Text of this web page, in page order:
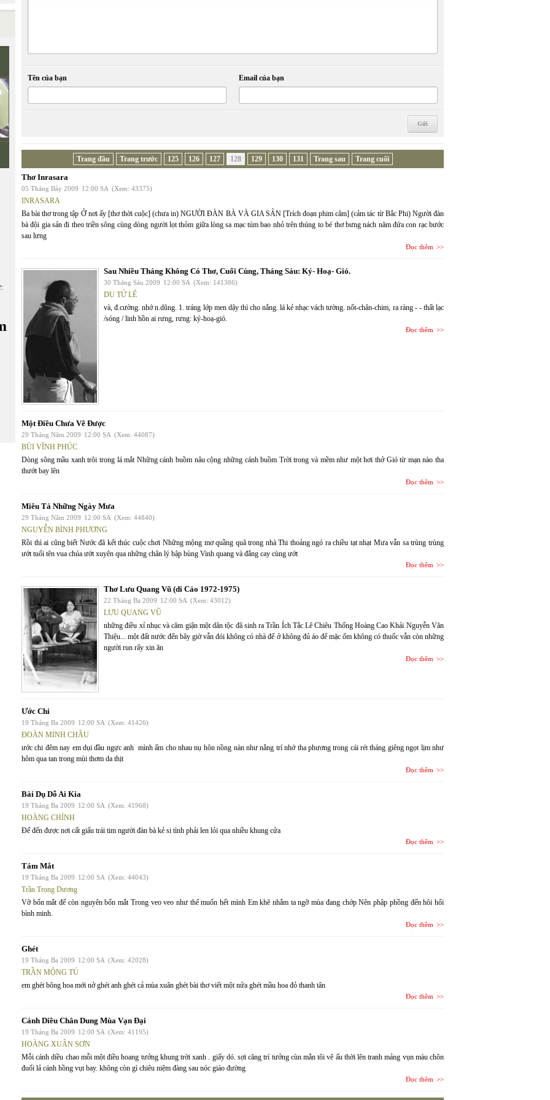
Tên của bạn Email của bạn
Trang đầu Trang trước 125 126 127 128 129 130 131 Trang sau Trang cuối
Thơ Inrasara
05 Tháng Bảy 2009 12:00 SA (Xem: 43375)
INRASARA
Ba bài thơ trong tập Ở nơi ấy [thơ thời cuộc] (chưa in) NGƯỜI ĐÀN BÀ VÀ GIA SẢN [Trích đoạn phim câm] (cảm tác từ Bắc Phi) Người đàn
bà đội gia sản đi theo triền sông cùng dòng người lọt thỏm giữa lòng sa mạc túm bao nhỏ trên thúng to bé thơ bưng nách năm đứa con rạc bước
sau lưng
Đọc thêm
Sau Nhiều Tháng Không Có Thơ, Cuối Cùng, Tháng Sáu: Ký- Hoạ- Gió.
30 Tháng Sáu 2009 12:00 SA (Xem: 141386)
DU TỬ LÊ
và, đ.cường. nhớ n.dũng. 1. tráng lớp men dậy thì cho nắng. lá kẻ nhạc vách tường. nốt-chân-chim, ra ràng - - thất lạc
/sóng / linh hồn ai rưng, rưng: ký-hoạ-gió.
Đọc thêm
Một Điều Chưa Vẽ Được
29 Tháng Năm 2009 12:00 SA (Xem: 44087)
BÙI VĨNH PHÚC
Dòng sông mầu xanh trôi trong lá mắt Những cánh buồm nâu cộng những cánh buồm Trời trong và mềm như một hơi thở Gió từ mạn nào tha
thướt bay lên
Đọc thêm
Miêu Tả Những Ngày Mưa
29 Tháng Năm 2009 12:00 SA (Xem: 44840)
NGUYỄN BÌNH PHƯƠNG
Rồi thì ai cũng biết Nước đã kết thúc cuộc chơi Những mộng mơ quầng quã trong nhà Thi thoảng ngó ra chiều tạt nhạt Mưa vẫn sa trùng trùng
ướt tuổi tên vua chúa ướt xuyên qua những chân lý bập bùng Vinh quang và đắng cay cùng ướt
Đọc thêm
Thơ Lưu Quang Vũ (di Cảo 1972-1975)
22 Tháng Ba 2009 12:00 SA (Xem: 43012)
LƯU QUANG VŨ
những điều xỉ nhục và căm giận một dân tộc đã sinh ra Trần Ích Tắc Lê Chiêu Thống Hoàng Cao Khải Nguyễn Văn
Thiệu... một đất nước đến bây giờ vẫn đói không có nhà để ở không đủ áo để mặc ốm không có thuốc vẫn còn những
người run rẩy xin ăn
Đọc thêm
Ước Chi
19 Tháng Ba 2009 12:00 SA (Xem: 41426)
ĐOÀN MINH CHÂU
ước chi đêm nay em dụi đầu ngực anh mình ấm cho nhau nụ hôn nồng nàn như nắng trí nhớ tha phương trong cái rét tháng giêng ngọt lịm như
hôm qua tan trong mùi thơm da thịt
Đọc thêm
Bài Dụ Dỗ Ai Kia
19 Tháng Ba 2009 12:00 SA (Xem: 41968)
HOÀNG CHÍNH
Để đến được nơi cất giấu trái tim người đàn bà kẻ si tình phải len lỏi qua nhiều khung cửa
Đọc thêm
Tám Mắt
19 Tháng Ba 2009 12:00 SA (Xem: 44043)
Trần Trọng Dương
Vỡ bốn mắt để còn nguyên bốn mắt Trong veo veo như thể muốn hết mình Em khẽ nhắm ta ngỡ mùa đang chớp Nên phập phồng đến hôi hổi
bình minh.
Đọc thêm
Ghét
19 Tháng Ba 2009 12:00 SA (Xem: 42028)
TRẦN MỘNG TÚ
em ghét bông hoa mới nở ghét anh ghét cả mùa xuân ghét bài thơ viết một nửa ghét mầu hoa đỏ thanh tân
Đọc thêm
Cánh Diều Chân Dung Mùa Vạn Đại
19 Tháng Ba 2009 12:00 SA (Xem: 41195)
HOÀNG XUÂN SƠN
Mỗi cánh diều chao mỗi một điều hoang tưởng khung trời xanh . giấy dó. sợi căng trí tưởng cùn mằn tôi vẽ ấu thời lên tranh mảng vụn màu chôn
đuối lả cánh hồng vụt bay. không còn gì chiêu niệm đàng sau nóc giáo đường
Đọc thêm